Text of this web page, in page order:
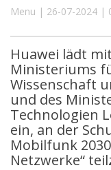
Menu | 26-07-2024 |
Huawei lädt
Ministeriums
Wissenschaft
und des
Technologien
ein, an der
Mobilfunk
Netzwerke“